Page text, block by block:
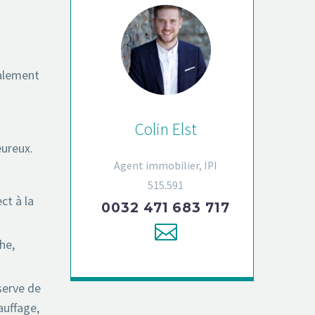
à la
de
Colin Elst
Agent immobilier, IPI
515.591
0032 471 683 717